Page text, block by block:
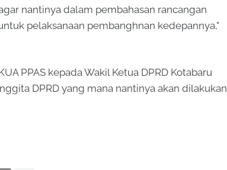
nantinya dalam pembahasan rancangan
pelaksanaan pembanghnan kedepannya,"
PPAS kepada Wakil Ketua DPRD Kotabaru
DPRD yang mana nantinya akan dilakukan